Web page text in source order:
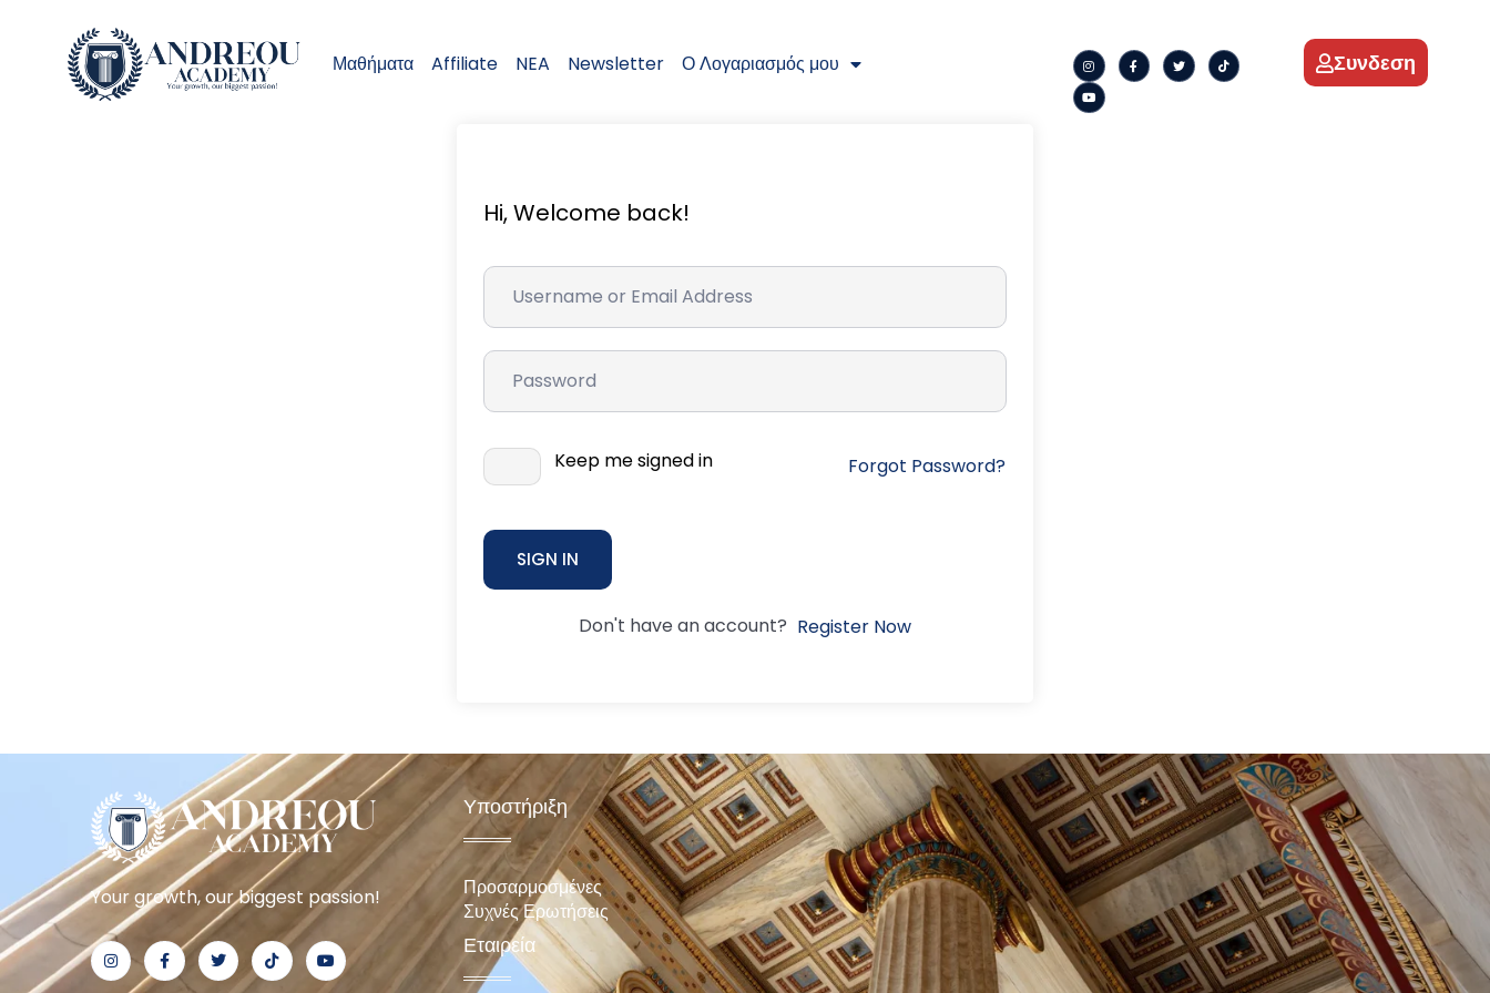
Μαθήματα Affiliate NEA Newsletter Ο Λογαριασμός μου Συνδεση
Hi, Welcome back!
Keep me signed in Forgot Password?
SIGN IN
Don't have an account? Register Now
Your growth, our biggest passion!
Υποστήριξη
Προσαρμοσμένες
Συχνές Ερωτήσεις
Εταιρεία